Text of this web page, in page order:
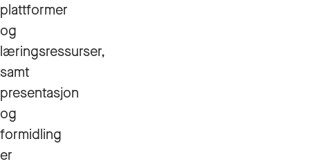
plattformer
og
læringsressurser,
samt
presentasjon
og
formidling
er